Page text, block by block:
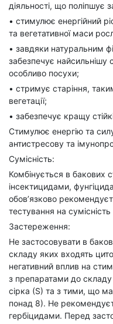
діяльності, що поліпшує
• стимулює енергійний
та вегетативної маси
• завдяки натуральним
забезпечує найсильнішу
особливо посухи;
• стримує старіння,
вегетації;
• забезпечує кращу
Стимулює енергію та
антистресову та
Сумісність:
Комбінується в бакових
інсектицидами,
обов’язково
тестування на
Застереження:
Не застосовувати в
складу яких входять
негативний вплив на
з препаратами до
сіркa (S) та з тими, що
понад 8). Не
гербіцидами. Перед